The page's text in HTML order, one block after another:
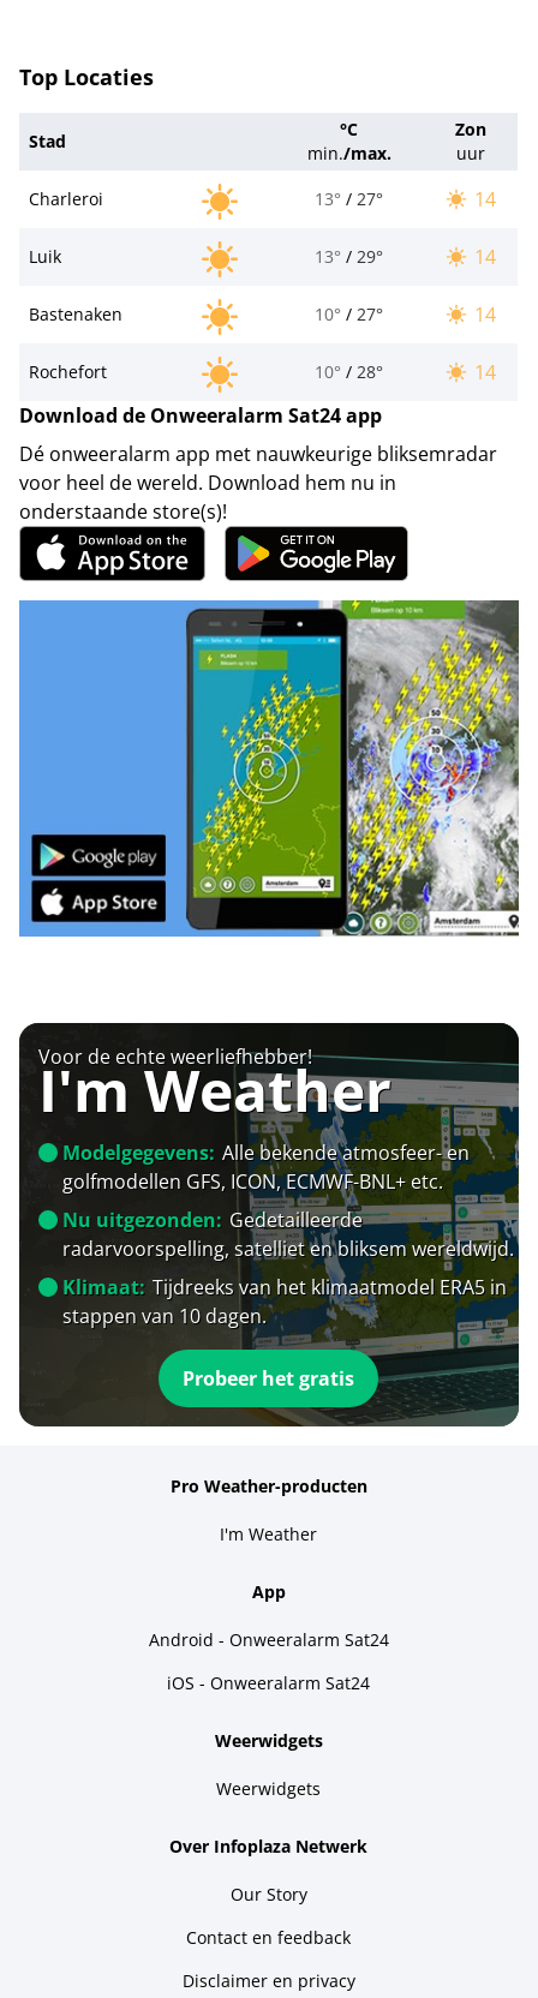
Top Locaties
Stad
°C
min./max.
Zon
uur
Charleroi
13° / 27° 14
Luik 13° / 29° 14
Bastenaken 10° / 27° 14
Rochefort 10° / 28°
14
Download de Onweeralarm Sat24 app
Dé onweeralarm app met nauwkeurige bliksemradar
voor heel de wereld. Download hem nu in
onderstaande store(s)!
Voor de echte weerliefhebber!
I'm Weather
Modelgegevens: Alle bekende atmosfeer- en
golfmodellen GFS, ICON, ECMWF-BNL+ etc.
Nu uitgezonden: Gedetailleerde
radarvoorspelling, satelliet en bliksem wereldwijd.
Klimaat: Tijdreeks van het klimaatmodel ERA5 in
stappen van 10 dagen.
Probeer het gratis
Pro Weather-producten
I'm Weather
App
Android - Onweeralarm Sat24
iOS - Onweeralarm Sat24
Weerwidgets
Weerwidgets
Over Infoplaza Netwerk
Our Story
Contact en feedback
Disclaimer en privacy